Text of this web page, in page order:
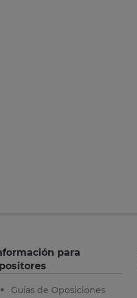
para
Guías de Oposiciones